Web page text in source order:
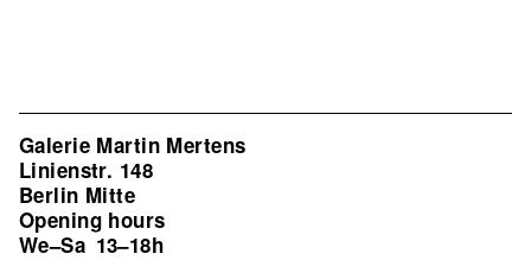
Galerie Martin Mertens
Linienstr. 148
Berlin Mitte
Opening hours
We–Sa 13–18h